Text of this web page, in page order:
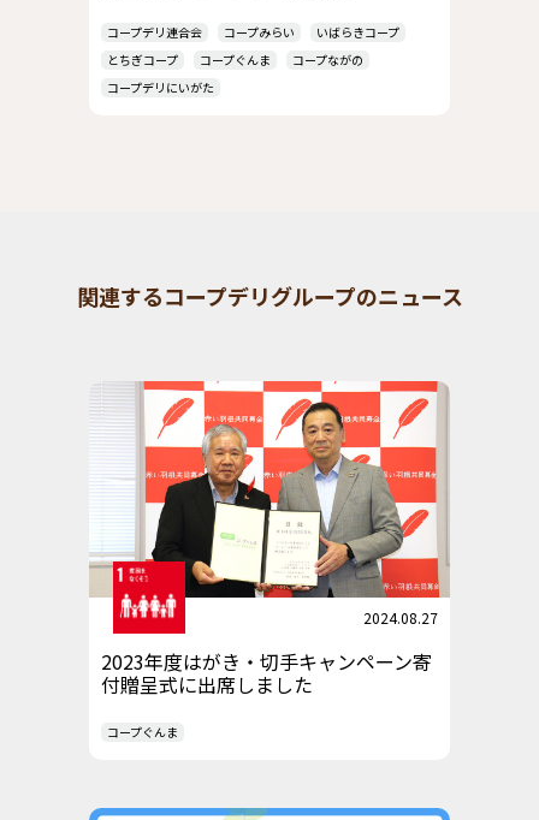
コープデリ連合会 コープみらい
いばらきコープ
とちぎコープ
コープぐんま
コープながの
コープデリにいがた
関連するコープデリグループのニュース
2024.08.27
2023年度はがき・切手キャンペーン寄
付贈呈式に出席しました
コープぐんま